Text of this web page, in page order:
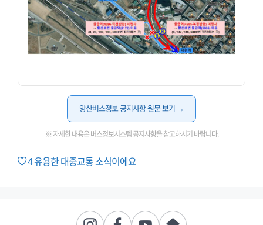
양산버스정보 공지사항 원문 보기 →
※ 자세한 내용은 버스정보시스템 공지사항을 참고하시기 바랍니다.
4유용한 대중교통 소식이에요